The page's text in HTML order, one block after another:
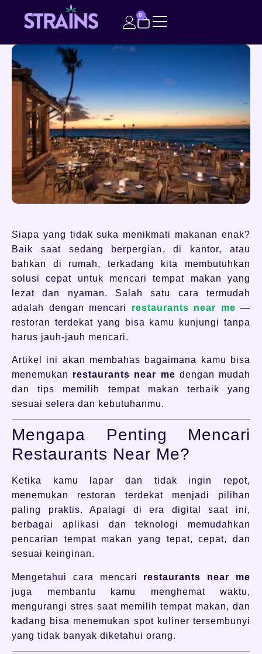
0
Siapa yang tidak suka menikmati makanan enak?
Baik saat sedang berpergian, di kantor, atau
bahkan di rumah, terkadang kita membutuhkan
solusi cepat untuk mencari tempat makan yang
lezat dan nyaman. Salah satu cara termudah
adalah dengan mencari restaurants near me —
restoran terdekat yang bisa kamu kunjungi tanpa
harus jauh-jauh mencari.
Artikel ini akan membahas bagaimana kamu bisa
menemukan restaurants near me dengan mudah
dan tips memilih tempat makan terbaik yang
sesuai selera dan kebutuhanmu.
Mengapa Penting Mencari
Restaurants Near Me?
Ketika kamu lapar dan tidak ingin repot,
menemukan restoran terdekat menjadi pilihan
paling praktis. Apalagi di era digital saat ini,
berbagai aplikasi dan teknologi memudahkan
pencarian tempat makan yang tepat, cepat, dan
sesuai keinginan.
Mengetahui cara mencari restaurants near me
juga membantu kamu menghemat waktu,
mengurangi stres saat memilih tempat makan, dan
kadang bisa menemukan spot kuliner tersembunyi
yang tidak banyak diketahui orang.